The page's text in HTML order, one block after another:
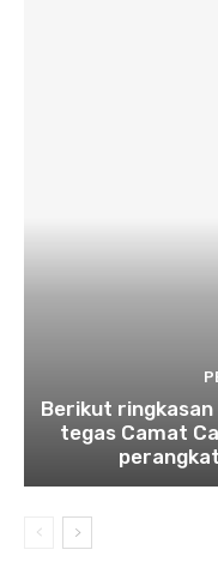
Berikut
tegas Camat